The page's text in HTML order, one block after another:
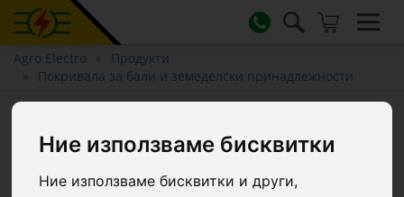
Ние използваме бисквитки
Ние използваме бисквитки и други,
Agro Electro
Продукти
Покривала за бали и земеделски принадлежности
PolyGuard, 210 г/м², 14 × 8 м